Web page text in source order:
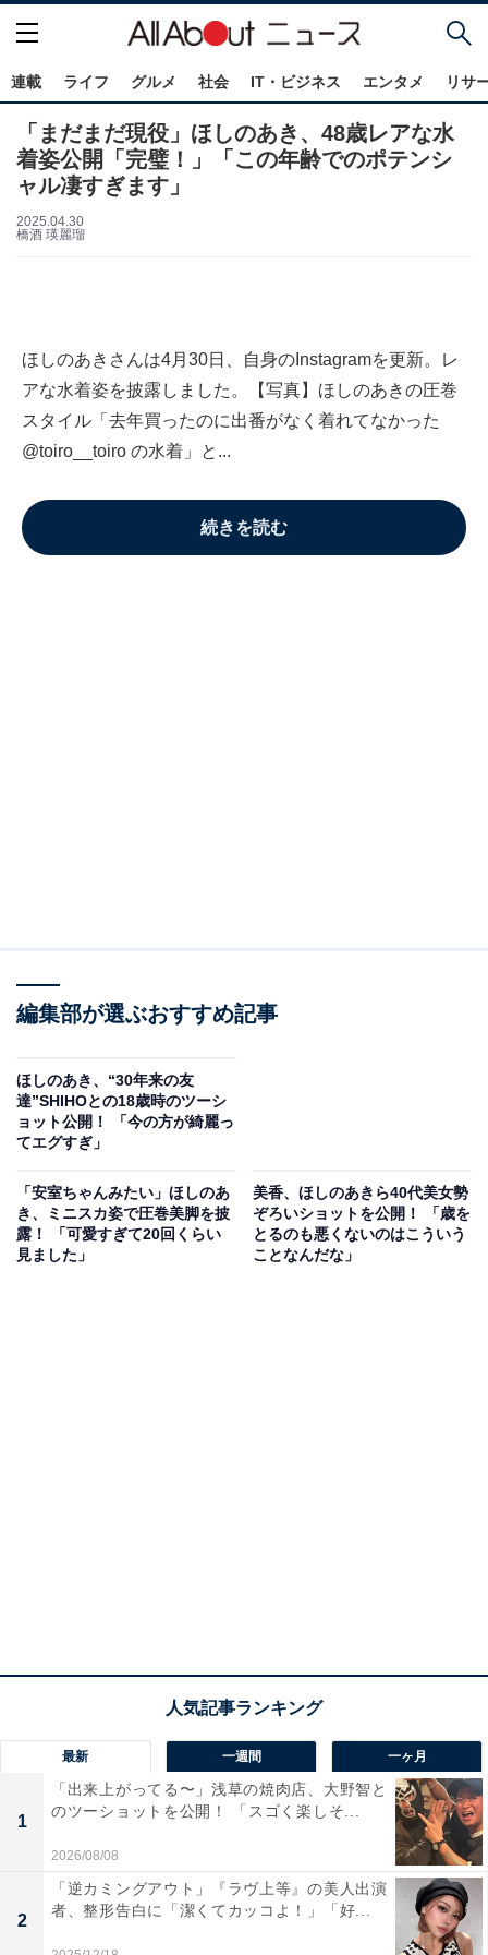
連載 ライフ グルメ 社会 IT・ビジネス エンタメ リサ
「まだまだ現役」ほしのあき、48歳レアな水
着姿公開「完璧！」「この年齢でのポテンシ
ャル凄すぎます」
2025.04.30
橋酒 瑛麗瑠
ほしのあきさんは4月30日、自身のInstagramを更新。レ
アな水着姿を披露しました。【写真】ほしのあきの圧巻
スタイル「去年買ったのに出番がなく着れてなかった
@toiro__toiro の水着」と...
続きを読む
編集部が選ぶおすすめ記事
ほしのあき、“30年来の友
達”SHIHOとの18歳時のツーシ
ョット公開！ 「今の方が綺麗っ
てエグすぎ」
「安室ちゃんみたい」ほしのあ
き、ミニスカ姿で圧巻美脚を披
露！ 「可愛すぎて20回くらい
見ました」
美香、ほしのあきら40代美女勢
ぞろいショットを公開！ 「歳を
とるのも悪くないのはこういう
ことなんだな」
最新 一週間 一ヶ月
1
「出来上がってる〜」浅草の焼肉店、大野智と
のツーショットを公開！ 「スゴく楽しそ...
2026/08/08
2
「逆カミングアウト」『ラヴ上等』の美人出演
者、整形告白に「潔くてカッコよ！」「好...